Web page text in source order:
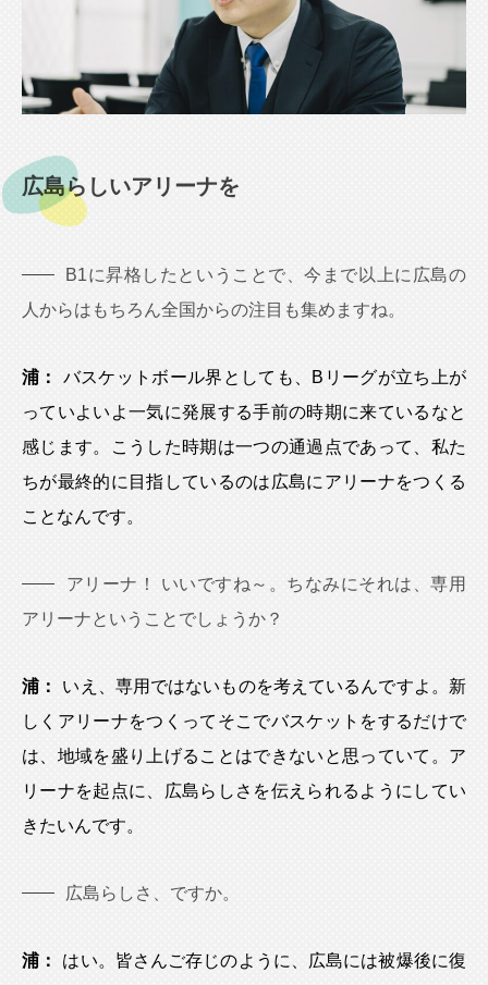
広島らしいアリーナを
B1に昇格したということで、今まで以上に広島の
人からはもちろん全国からの注目も集めますね。
浦：
バスケットボール界としても、Bリーグが立ち上が
っていよいよ一気に発展する手前の時期に来ているなと
感じます。こうした時期は一つの通過点であって、私た
ちが最終的に目指しているのは広島にアリーナをつくる
ことなんです。
アリーナ！ いいですね～。ちなみにそれは、専用
アリーナということでしょうか？
浦：
いえ、専用ではないものを考えているんですよ。新
しくアリーナをつくってそこでバスケットをするだけで
は、地域を盛り上げることはできないと思っていて。ア
リーナを起点に、広島らしさを伝えられるようにしてい
きたいんです。
広島らしさ、ですか。
浦：
はい。皆さんご存じのように、広島には被爆後に復